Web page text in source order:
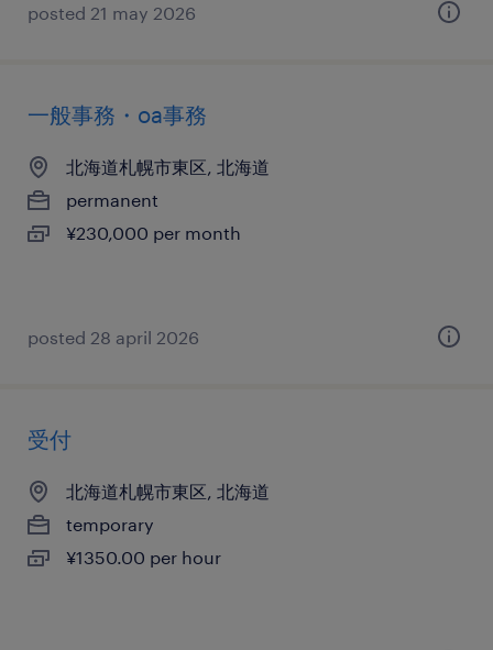
posted 21 may 2026
一般事務・oa事務
北海道札幌市東区, 北海道
permanent
¥230,000 per month
posted 28 april 2026
受付
北海道札幌市東区, 北海道
temporary
¥1350.00 per hour